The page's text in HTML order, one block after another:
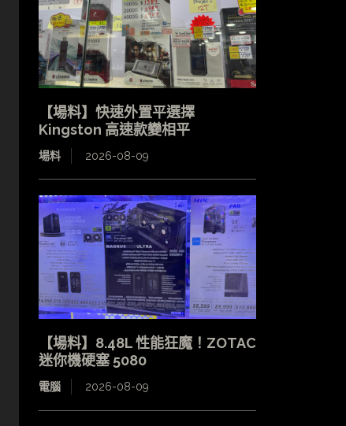
【場料】快速外置平選擇
Kingston 高速款變相平
場料 2026-08-09
【場料】8.48L 性能狂魔！ZOTAC
迷你機硬塞 5080
電腦 2026-08-09